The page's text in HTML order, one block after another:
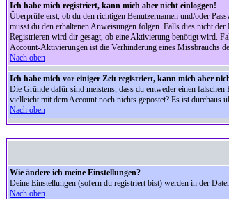
Ich habe mich registriert, kann mich aber nicht einloggen!
Überprüfe erst, ob du den richtigen Benutzernamen und/oder
musst du den erhaltenen Anweisungen folgen. Falls dies nicht
Registrieren wird dir gesagt, ob eine Aktivierung benötigt wird.
Account-Aktivierungen ist die Verhinderung eines Missbrauchs
Nach oben
Ich habe mich vor einiger Zeit registriert, kann mich aber
Die Gründe dafür sind meistens, dass du entweder einen
vielleicht mit dem Account noch nichts gepostet? Es ist durchaus
Nach oben
Wie ändere ich meine Einstellungen?
Deine Einstellungen (sofern du registriert bist) werden in der
Nach oben